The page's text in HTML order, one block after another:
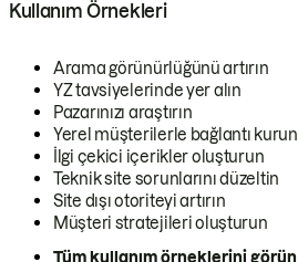
Kullanım Örnekleri
Arama görünürlüğünü artırın
YZ tavsiyelerinde yer alın
Pazarınızı araştırın
Yerel müşterilerle bağlantı kurun
İlgi çekici içerikler oluşturun
Teknik site sorunlarını düzeltin
Site dışı otoriteyi artırın
Müşteri stratejileri oluşturun
Tüm kullanım örneklerini görün